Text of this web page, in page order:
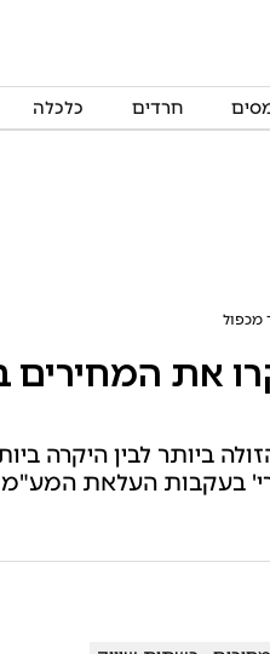
חרדים כלכלה
מכפול
את המחירים
בין הרשת הזולה ביותר לבין